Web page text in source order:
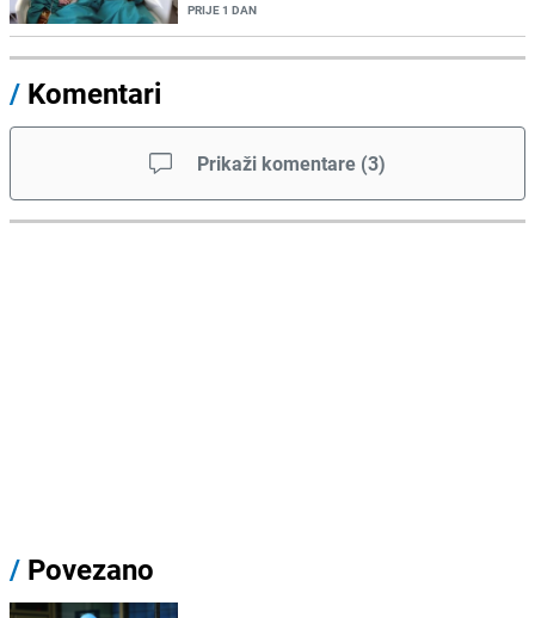
PRIJE 1 DAN
/ Komentari
Prikaži komentare (3)
/ Povezano